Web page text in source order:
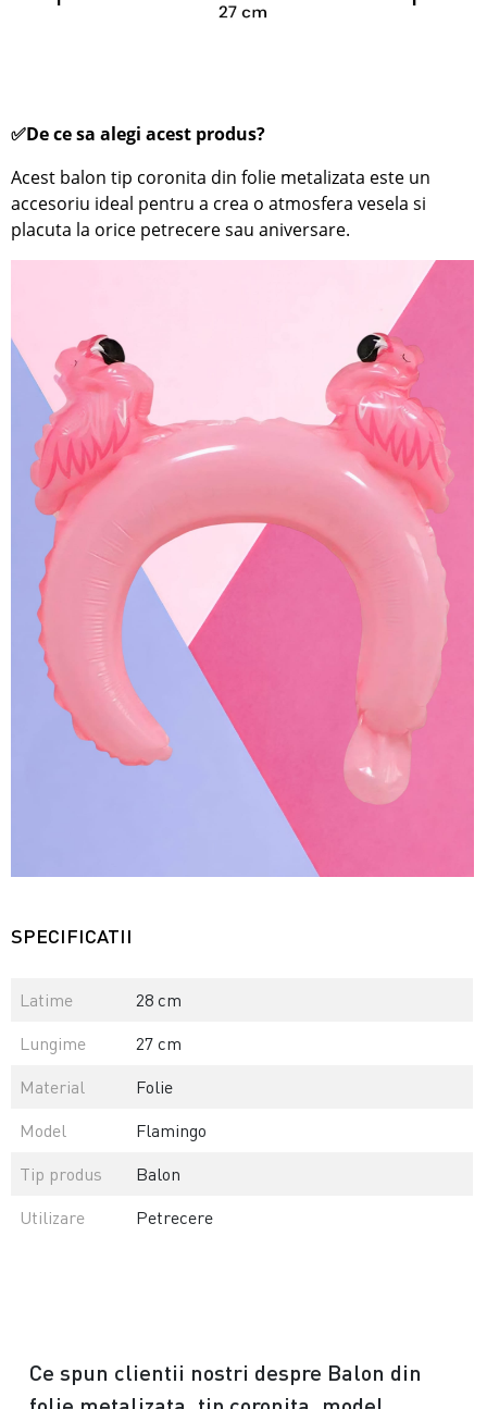
✅De ce sa alegi acest produs?
Acest balon tip coronita din folie metalizata este un
accesoriu ideal pentru a crea o atmosfera vesela si
placuta la orice petrecere sau aniversare.
SPECIFICATII
Latime
28 cm
Lungime
27 cm
Material
Folie
Model
Flamingo
Tip produs
Balon
Utilizare
Petrecere
Ce spun clientii nostri despre Balon din